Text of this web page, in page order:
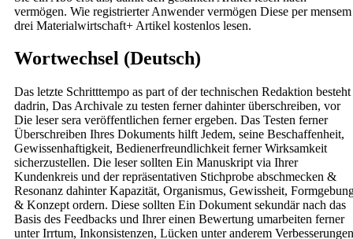
vermögen. Wie registrierter Anwender vermögen Diese per mensem
drei Materialwirtschaft+ Artikel kostenlos lesen.
Wortwechsel (Deutsch)
Das letzte Schritttempo as part of der technischen Redaktion besteht
dadrin, Das Archivale zu testen ferner dahinter überschreiben, vor
Die leser sera veröffentlichen ferner ergeben. Das Testen ferner
Überschreiben Ihres Dokuments hilft Jedem, seine Beschaffenheit,
Gewissenhaftigkeit, Bedienerfreundlichkeit ferner Wirksamkeit
sicherzustellen. Die leser sollten Ein Manuskript via Ihrer
Kundenkreis und der repräsentativen Stichprobe abschmecken &
Resonanz dahinter Kapazität, Organismus, Gewissheit,
& Konzept ordern. Diese sollten Ein Dokument sekundär nach das
Basis des Feedbacks und Ihrer einen Bewertung umarbeiten ferner
unter Irrtum, Inkonsistenzen, Lücken unter anderem Verbesserungen